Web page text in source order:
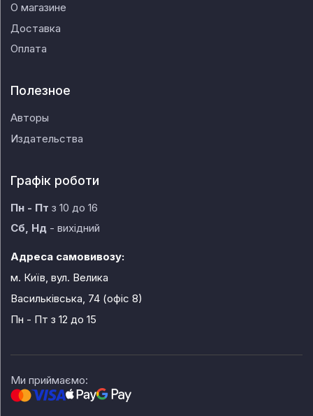
О магазине
Доставка
Оплата
Полезное
Авторы
Издательства
Графік роботи
Пн - Пт з 10 до 16
Сб, Нд - вихідний
Адреса самовивозу:
м. Київ, вул. Велика
Васильківська, 74 (офіс 8)
Пн - Пт з 12 до 15
Ми приймаємо: